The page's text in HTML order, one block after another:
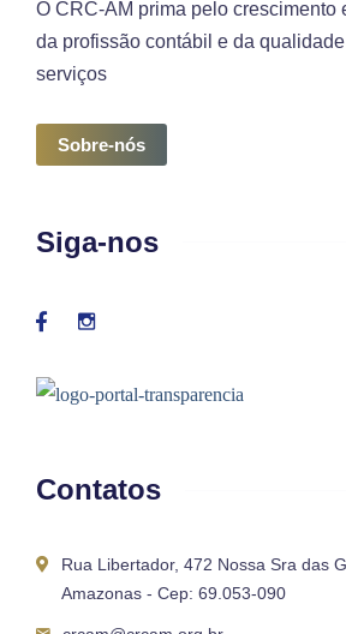
O CRC-AM prima pelo crescimento
da profissão contábil e da
serviços
Sobre-nós
Siga-nos
Contatos
Rua Libertador, 472 Nossa Sra das
Amazonas - Cep: 69.053-090